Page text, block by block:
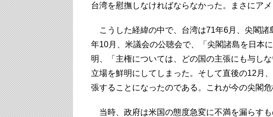
台湾を慰撫しなければならなかった。まさにア
こうした経緯の中で、台湾は71年6月、尖閣諸
年10月、米議会の公聴会で、「尖閣諸島を日本
明、「主権については、どの国の主張にも与し
立場を鮮明にしてしまった。そして直後の12月
張することになったのである。これが今の尖閣危
当時、政府は米国の態度急変に不満を漏らす